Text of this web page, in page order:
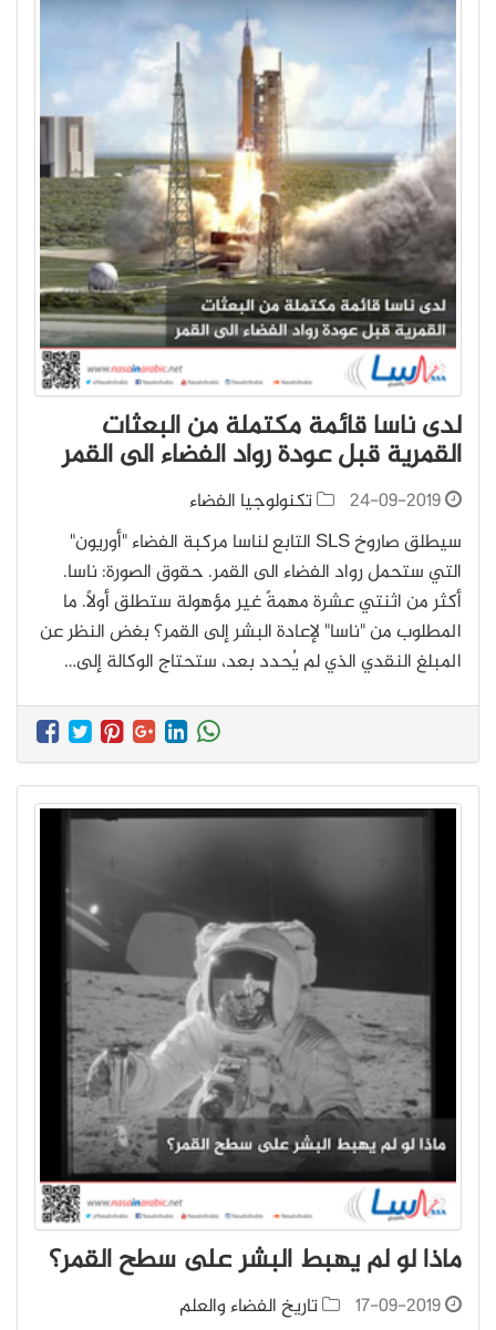
لدى ناسا قائمة مكتملة من البعثات
القمرية قبل عودة رواد الفضاء الى القمر
24-09-2019
تكنولوجيا الفضاء
سيطلق صاروخ SLS التابع لناسا مركبة الفضاء "أوريون"
التي ستحمل رواد الفضاء الى القمر. حقوق الصورة: ناسا.
أكثر من اثنتي عشرة مهمةً غير مؤهولة ستطلق أولًا. ما
المطلوب من "ناسا" لإعادة البشر إلى القمر؟ بغض النظر عن
المبلغ النقدي الذي لم يُحدد بعد، ستحتاج الوكالة إلى…
ماذا لو لم يهبط البشر على سطح القمر؟
17-09-2019
تاريخ الفضاء والعلم